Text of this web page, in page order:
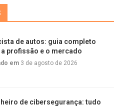
de autos: guia completo
profissão e o mercado
em 3 de agosto de 2026
de cibersegurança: tudo